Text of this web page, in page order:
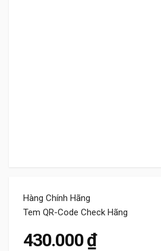
Hàng Chính Hãng
Tem QR-Code Check Hãng
430.000₫